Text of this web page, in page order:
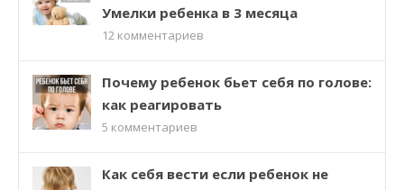
Умелки ребенка в 3 месяца
12 комментариев
Почему ребенок бьет себя по голове:
как реагировать
5 комментариев
Как себя вести если ребенок не